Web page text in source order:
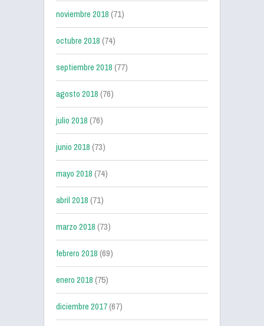
noviembre 2018(71)
octubre 2018(74)
septiembre 2018(77)
agosto 2018(76)
julio 2018(76)
junio 2018(73)
mayo 2018(74)
abril 2018(71)
marzo 2018(73)
febrero 2018(69)
enero 2018(75)
diciembre 2017(67)